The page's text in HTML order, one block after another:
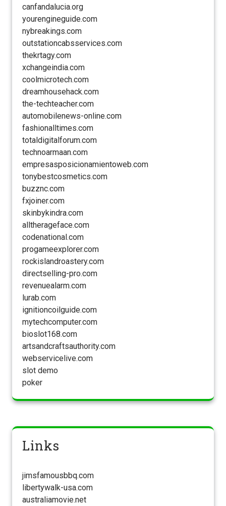
canfandalucia.org
yourengineguide.com
nybreakings.com
outstationcabsservices.com
thekrtagy.com
xchangeindia.com
coolmicrotech.com
dreamhousehack.com
the-techteacher.com
automobilenews-online.com
fashionalltimes.com
totaldigitalforum.com
technoarmaan.com
empresasposicionamientoweb.com
tonybestcosmetics.com
buzznc.com
fxjoiner.com
skinbykindra.com
alltherageface.com
codenational.com
progameexplorer.com
rockislandroastery.com
directselling-pro.com
revenuealarm.com
lurab.com
ignitioncoilguide.com
mytechcomputer.com
bioslot168.com
artsandcraftsauthority.com
webservicelive.com
slot demo
poker
Links
jimsfamousbbq.com
libertywalk-usa.com
australiamovie.net